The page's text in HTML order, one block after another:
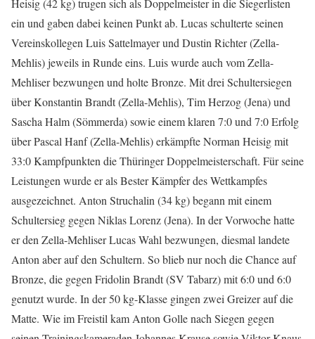
ein und gaben dabei keinen Punkt ab. Lucas schulterte seinen
Vereinskollegen Luis Sattelmayer und Dustin Richter (Zella-
Mehlis) jeweils in Runde eins. Luis wurde auch vom Zella-
Mehliser bezwungen und holte Bronze. Mit drei Schultersiegen
über Konstantin Brandt (Zella-Mehlis), Tim Herzog (Jena) und
Sascha Halm (Sömmerda) sowie einem klaren 7:0 und 7:0 Erfolg
über Pascal Hanf (Zella-Mehlis) erkämpfte Norman Heisig mit
33:0 Kampfpunkten die Thüringer Doppelmeisterschaft. Für seine
Leistungen wurde er als Bester Kämpfer des Wettkampfes
ausgezeichnet. Anton Struchalin (34 kg) begann mit einem
Schultersieg gegen Niklas Lorenz (Jena). In der Vorwoche hatte
er den Zella-Mehliser Lucas Wahl bezwungen, diesmal landete
Anton aber auf den Schultern. So blieb nur noch die Chance auf
Bronze, die gegen Fridolin Brandt (SV Tabarz) mit 6:0 und 6:0
genutzt wurde. In der 50 kg-Klasse gingen zwei Greizer auf die
Matte. Wie im Freistil kam Anton Golle nach Siegen gegen